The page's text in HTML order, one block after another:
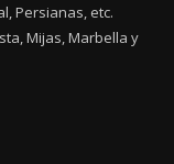
Persianas, etc.
Mijas, Marbella y